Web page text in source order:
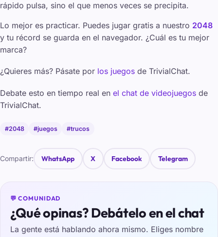
rápido pulsa, sino el que menos veces se precipita.
Lo mejor es practicar. Puedes jugar gratis a nuestro 2048
y tu récord se guarda en el navegador. ¿Cuál es tu mejor
marca?
¿Quieres más? Pásate por los juegos de TrivialChat.
Debate esto en tiempo real en el chat de videojuegos de
TrivialChat.
#2048 #juegos #trucos
Compartir: WhatsApp X Facebook Telegram
💬 COMUNIDAD
¿Qué opinas? Debátelo en el chat
La gente está hablando ahora mismo. Eliges nombre